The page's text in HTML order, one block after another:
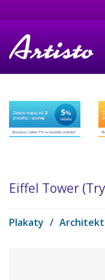
do
Eiffel Tower
Plakaty /